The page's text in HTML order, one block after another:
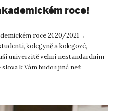
roce!
roce 2020/2021→
kolegyně a kolegové,
univerzitě velmi nestandardním
k Vám budou jiná než